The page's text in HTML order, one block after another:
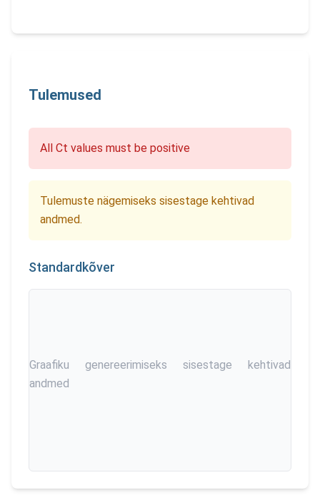
Tulemused
All Ct values must be positive
Tulemuste nägemiseks sisestage kehtivad
andmed.
Standardkõver
Graafiku genereerimiseks sisestage kehtivad
andmed